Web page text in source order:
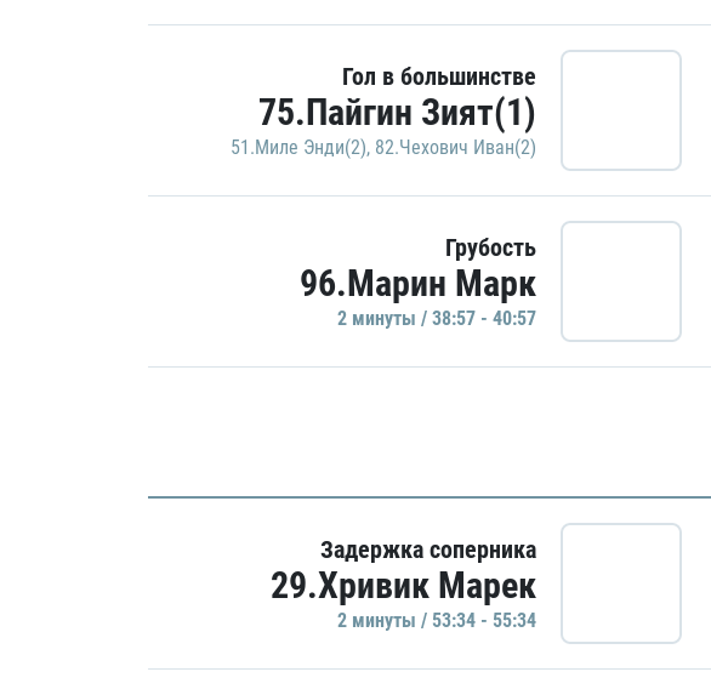
Гол в большинстве
75.Пайгин Зият(1)
51.Миле Энди(2), 82.Чехович Иван(2)
Грубость
96.Марин Марк
2 минуты / 38:57 - 40:57
Задержка соперника
29.Хривик Марек
2 минуты / 53:34 - 55:34